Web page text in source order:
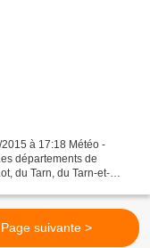
à 17:18 Météo -
départements de
du Tarn, du Tarn-et-
Page suivante >